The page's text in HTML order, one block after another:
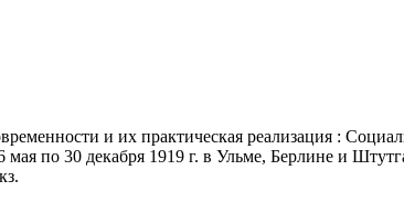
и их практическая реализация :
по 30 декабря 1919 г. в Ульме, Берлине и